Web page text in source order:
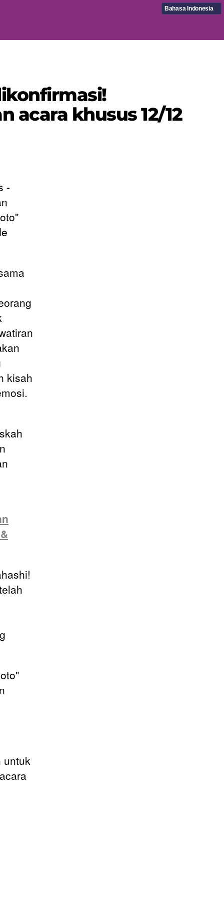
Bahasa Indonesia
acara khusus 12/12
-
kisah
untuk